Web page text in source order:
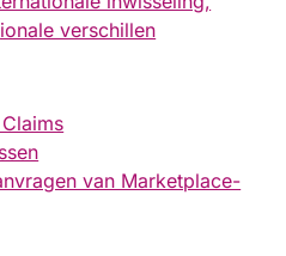
verschillen
van Marketplace-